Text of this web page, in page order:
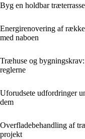
Byg en holdbar
Energirenovering af
med naboen
Træhuse og
reglerne
Uforudsete udfordringer
dem
Overfladebehandling af
projekt